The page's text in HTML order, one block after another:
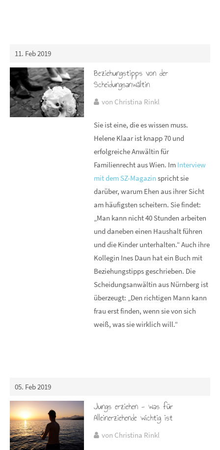
11. Feb 2019
Beziehungstipps von der
Scheidungsanwältin
von Christina Rinkl
Sie ist eine, die es wissen muss.
Helene Klaar ist knapp 70 und
erfolgreiche Anwältin für
Familienrecht aus Wien. Im Interview
mit dem SZ-Magazin spricht sie
darüber, warum Ehen aus ihrer Sicht
am häufigsten scheitern. Sie findet:
„Man kann nicht 40 Stunden arbeiten
und daneben einen Haushalt führen
und die Kinder unterhalten.“ Auch ihre
Kollegin Ines Daun hat ein Buch mit
Beziehungstipps geschrieben. Die
Scheidungsanwältin aus Nürnberg ist
überzeugt: „Den richtigen Mann kann
frau erst finden, wenn sie von sich
weiß, was sie wirklich will.“
05. Feb 2019
Jungs erziehen - was für
Alleinerziehende wichtig ist
von Christina Rinkl